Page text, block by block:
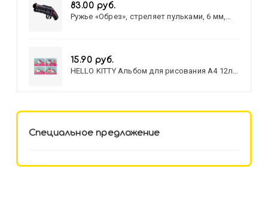
83.00 руб.
Ружье «Обрез», стреляет пульками, 6 мм,
15.90 руб.
HELLO KITTY Альбом для рисования А4 12л.
Специальное предложение